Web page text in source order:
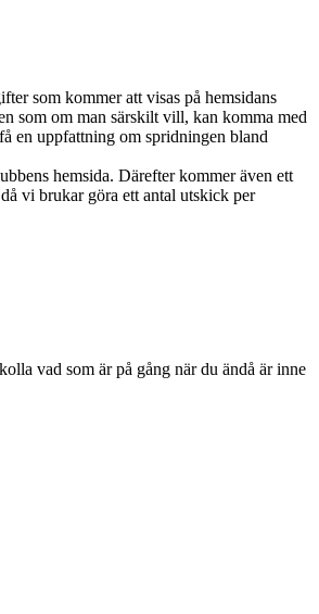
som kommer att visas på hemsidans
som om man särskilt vill, kan komma med
en uppfattning om spridningen bland
hemsida. Därefter kommer även ett
vi brukar göra ett antal utskick per
vad som är på gång när du ändå är inne